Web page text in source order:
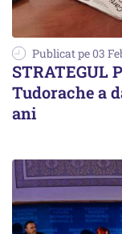
Publicat pe 03
STRATEGUL
Tudorache a
ani